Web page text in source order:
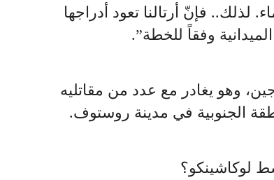
لذلك.. فإنّ أرتالنا تعود أدراجها
وفقاً للخطة”.
وهو يغادر مع عدد من مقاتليه
الجنوبية في مدينة روستوف.
لوكاشينكو؟